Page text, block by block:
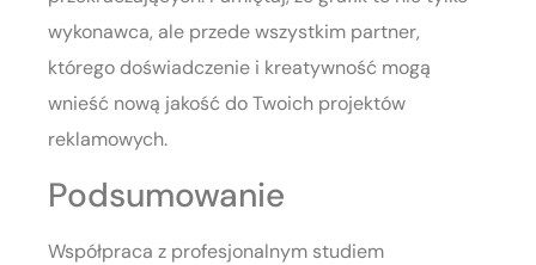
wykonawca, ale przede wszystkim partner,
którego doświadczenie i kreatywność mogą
wnieść nową jakość do Twoich projektów
reklamowych.
Podsumowanie
Współpraca z profesjonalnym studiem